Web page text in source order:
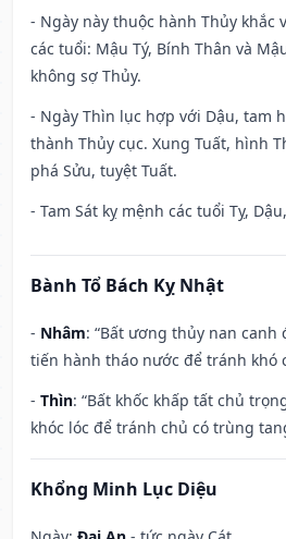
- Ngày này thuộc hành Thủy khắc
các tuổi: Mậu Tý, Bính Thân và
không sợ Thủy.
- Ngày Thìn lục hợp với Dậu, tam
thành Thủy cục. Xung Tuất, hình
phá Sửu, tuyệt Tuất.
- Tam Sát kỵ mệnh các tuổi Tỵ,
Bành Tổ Bách Kỵ Nhật
- Nhâm: “Bất ương thủy nan canh
tiến hành tháo nước để tránh khó
- Thìn: “Bất khốc khấp tất chủ
khóc lóc để tránh chủ có trùng
Khổng Minh Lục Diệu